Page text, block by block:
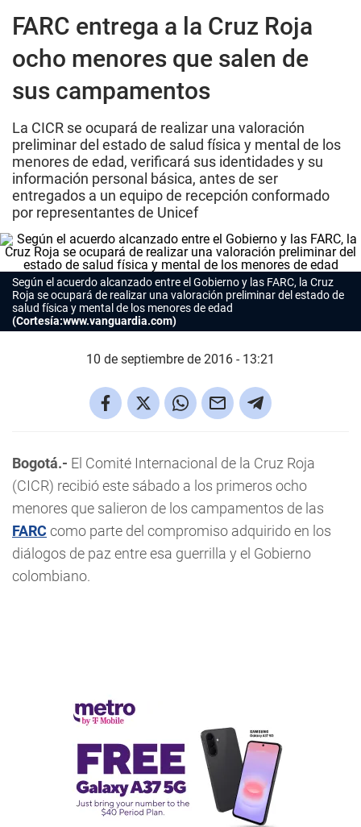
FARC entrega a la Cruz Roja
ocho menores que salen de
sus campamentos
La CICR se ocupará de realizar una valoración
preliminar del estado de salud física y mental de los
menores de edad, verificará sus identidades y su
información personal básica, antes de ser
entregados a un equipo de recepción conformado
por representantes de Unicef
Según el acuerdo alcanzado entre el Gobierno y las FARC, la Cruz
Roja se ocupará de realizar una valoración preliminar del estado de
salud física y mental de los menores de edad
(Cortesía:www.vanguardia.com)
10 de septiembre de 2016 - 13:21
Bogotá.- El Comité Internacional de la Cruz Roja
(CICR) recibió este sábado a los primeros ocho
menores que salieron de los campamentos de las
FARC como parte del compromiso adquirido en los
diálogos de paz entre esa guerrilla y el Gobierno
colombiano.